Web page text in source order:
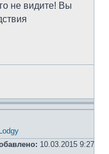
не видите! Вы
10.03.2015 9:27